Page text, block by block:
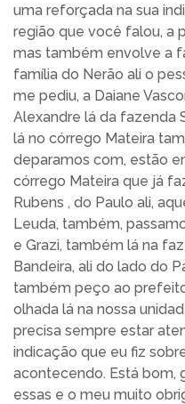
uma reforçada na sua
região que você falou, a
mas também envolve a
família do Nerão ali o
me pediu, a Daiane
Alexandre lá da fazenda
lá no córrego Mateira
deparamos com, estão
córrego Mateira que já
Rubens , do Paulo ali,
Leuda, também,
e Grazi, também lá na
Bandeira, ali do lado do
também peço ao
olhada lá na nossa
precisa sempre estar
indicação que eu fiz
acontecendo. Está bom,
essas e o meu muito